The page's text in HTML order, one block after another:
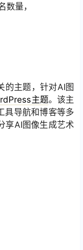
量，
的主题，针对AI图
主题。该主
具导航和博客等多
享AI图像生成艺术